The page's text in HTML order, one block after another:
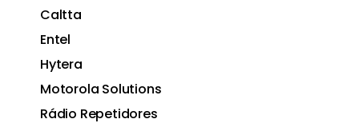
Caltta
Entel
Hytera
Motorola Solutions
Rádio Repetidores